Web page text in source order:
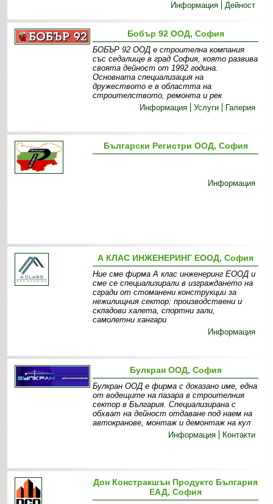
Информация
Дейност
Бобър 92 ООД, София
БОБЪР 92 ООД е строителна компания
със седалище в град София, която развива
своята дейност от 1992 година.
Основната специализация на
дружеството е в областта на
строителството, ремонта и рек
Информация
Услуги Галерия
Български Регистри ООД, София
Информация
А КЛАС ИНЖЕНЕРИНГ ЕООД, София
Ние сме фирма А клас инженеринг ЕООД и
сме се специализирали в изграждането на
сгради от стоманени конструкции за
нежилищния сектор: производствени и
складови халета, спортни зали,
самолетни хангари
Информация
Булкран ООД, София
Булкран ООД е фирма с доказано име, една
от водещите на пазара в строителния
сектор в България. Специализирана с
обхват на дейност отдаване под наем на
автокранове, монтаж и демонтаж на кул
Информация
Контакти
Дон Констракшън Продуктс България
ЕАД, София